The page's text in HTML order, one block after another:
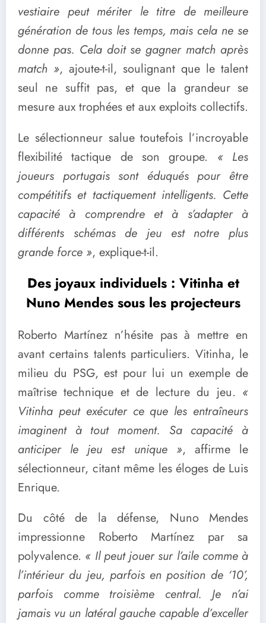
vestiaire peut mériter le titre de meilleure
génération de tous les temps, mais cela ne se
donne pas. Cela doit se gagner match après
match », ajoute-t-il, soulignant que le talent
seul ne suffit pas, et que la grandeur se
mesure aux trophées et aux exploits collectifs.
Le sélectionneur salue toutefois l’incroyable
flexibilité tactique de son groupe. « Les
joueurs portugais sont éduqués pour être
compétitifs et tactiquement intelligents. Cette
capacité à comprendre et à s’adapter à
différents schémas de jeu est notre plus
grande force », explique-t-il.
Des joyaux individuels : Vitinha et
Nuno Mendes sous les projecteurs
Roberto Martínez n’hésite pas à mettre en
avant certains talents particuliers. Vitinha, le
milieu du PSG, est pour lui un exemple de
maîtrise technique et de lecture du jeu. «
Vitinha peut exécuter ce que les entraîneurs
imaginent à tout moment. Sa capacité à
anticiper le jeu est unique », affirme le
sélectionneur, citant même les éloges de Luis
Enrique.
Du côté de la défense, Nuno Mendes
impressionne Roberto Martínez par sa
polyvalence. « Il peut jouer sur l’aile comme à
l’intérieur du jeu, parfois en position de ‘10’,
parfois comme troisième central. Je n’ai
jamais vu un latéral gauche capable d’exceller